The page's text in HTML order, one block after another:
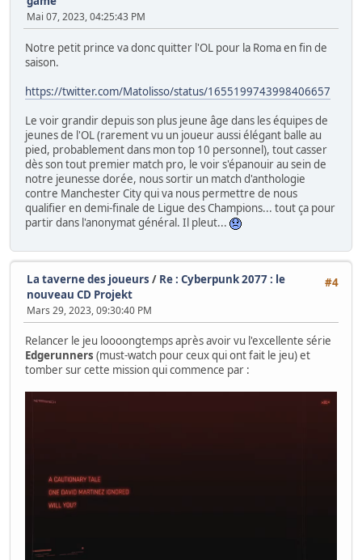
Mai 07, 2023, 04:25:43 PM
Notre petit prince va donc quitter l'OL pour la Roma en fin de
saison.
https://twitter.com/Matolisso/status/1655199743998406657
Le voir grandir depuis son plus jeune âge dans les équipes de
jeunes de l'OL (rarement vu un joueur aussi élégant balle au
pied, probablement dans mon top 10 personnel), tout casser
dès son tout premier match pro, le voir s'épanouir au sein de
notre jeunesse dorée, nous sortir un match d'anthologie
contre Manchester City qui va nous permettre de nous
qualifier en demi-finale de Ligue des Champions... tout ça pour
partir dans l'anonymat général. Il pleut...
#4
La taverne des joueurs / Re : Cyberpunk 2077 : le
nouveau CD Projekt
Mars 29, 2023, 09:30:40 PM
Relancer le jeu loooongtemps après avoir vu l'excellente série
Edgerunners (must-watch pour ceux qui ont fait le jeu) et
tomber sur cette mission qui commence par :